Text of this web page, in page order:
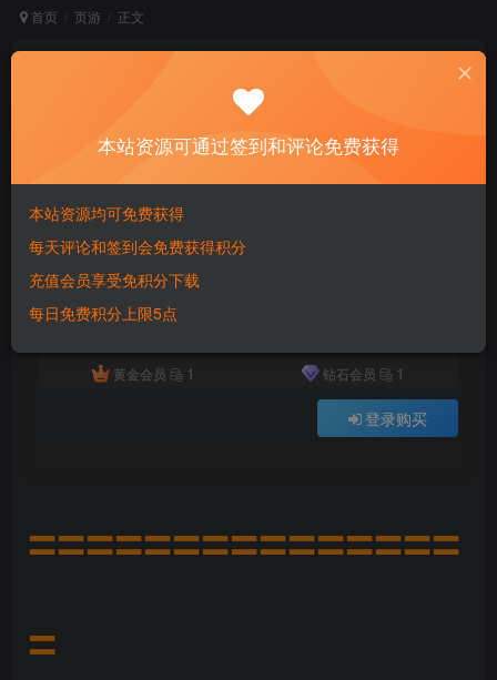
首页 页游 正文
六九网单
2个月前更新
关注
2 8091 636
此内容为付费资源，请付费后查看
黄金会员
1 钻石会员 1
登录购买
付费资源
===============
=
本站资源可通过签到和评论免费获得
本站资源均可免费获得
每天评论和签到会免费获得积分
充值会员享受免积分下载
每日免费积分上限5点